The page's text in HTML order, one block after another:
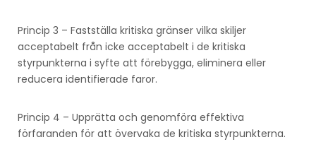
Princip 3 – Fastställa kritiska gränser vilka skiljer
acceptabelt från icke acceptabelt i de kritiska
styrpunkterna i syfte att förebygga, eliminera eller
reducera identifierade faror.
Princip 4 – Upprätta och genomföra effektiva
förfaranden för att övervaka de kritiska styrpunkterna.